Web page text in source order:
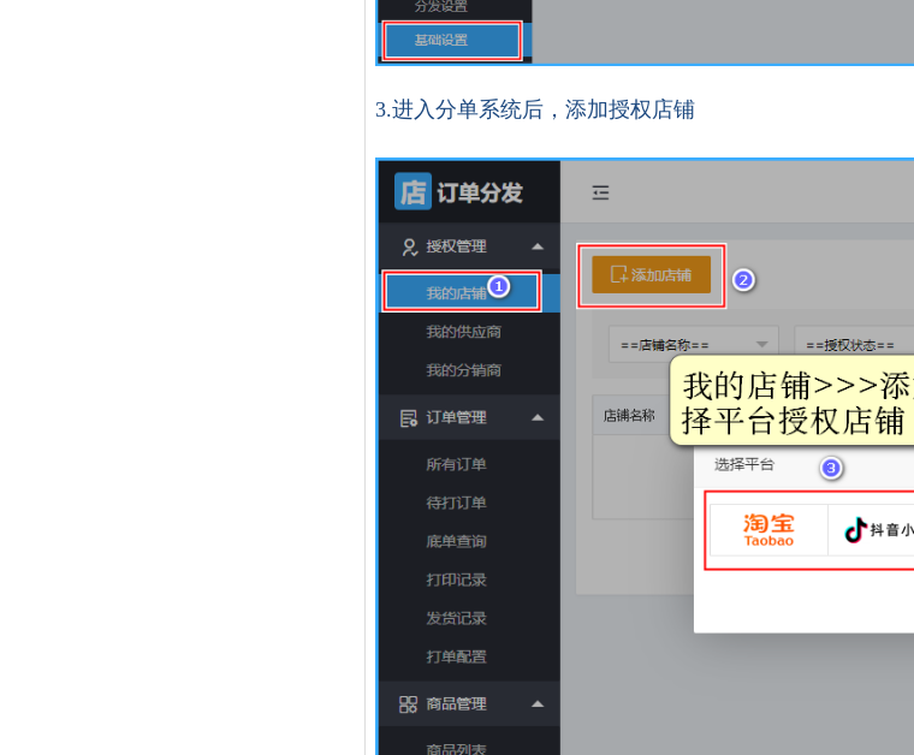
3.进入分单系统后，添加授权店铺